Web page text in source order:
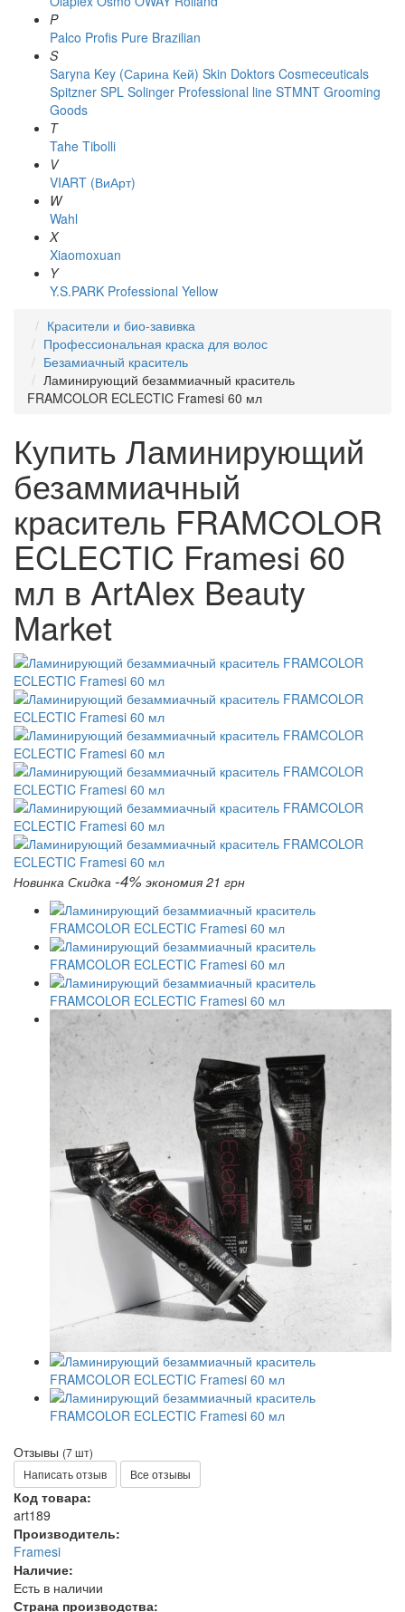
P
Palco Profis Pure Brazilian
S
Saryna Key (Сарина Кей) Skin Doktors Cosmeceuticals
Spitzner SPL Solinger Professional line STMNT Grooming
Goods
T
Tahe Tibolli
V
VIART (ВиАрт)
W
Wahl
X
Xiaomoxuan
Y
Y.S.PARK Professional Yellow
Красители и био-завивка
Профессиональная краска для волос
Безамиачный краситель
Ламинирующий безаммиачный краситель
FRAMCOLOR ECLECTIC Framesi 60 мл
Купить Ламинирующий
безаммиачный
краситель FRAMCOLOR
ECLECTIC Framesi 60
мл в ArtAlex Beauty
Market
Новинка Скидка -4% экономия 21 грн
Отзывы (7 шт)
Написать отзыв
Все отзывы
Код товара:
art189
Производитель:
Framesi
Наличие:
Есть в наличии
Страна производства: